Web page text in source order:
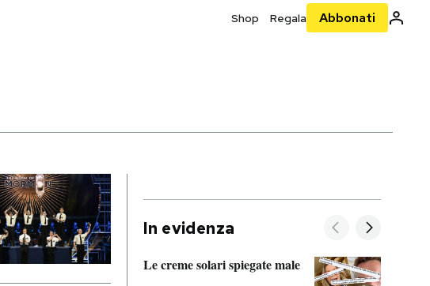
Shop Regala Abbonati
In evidenza
Le creme solari spiegate male